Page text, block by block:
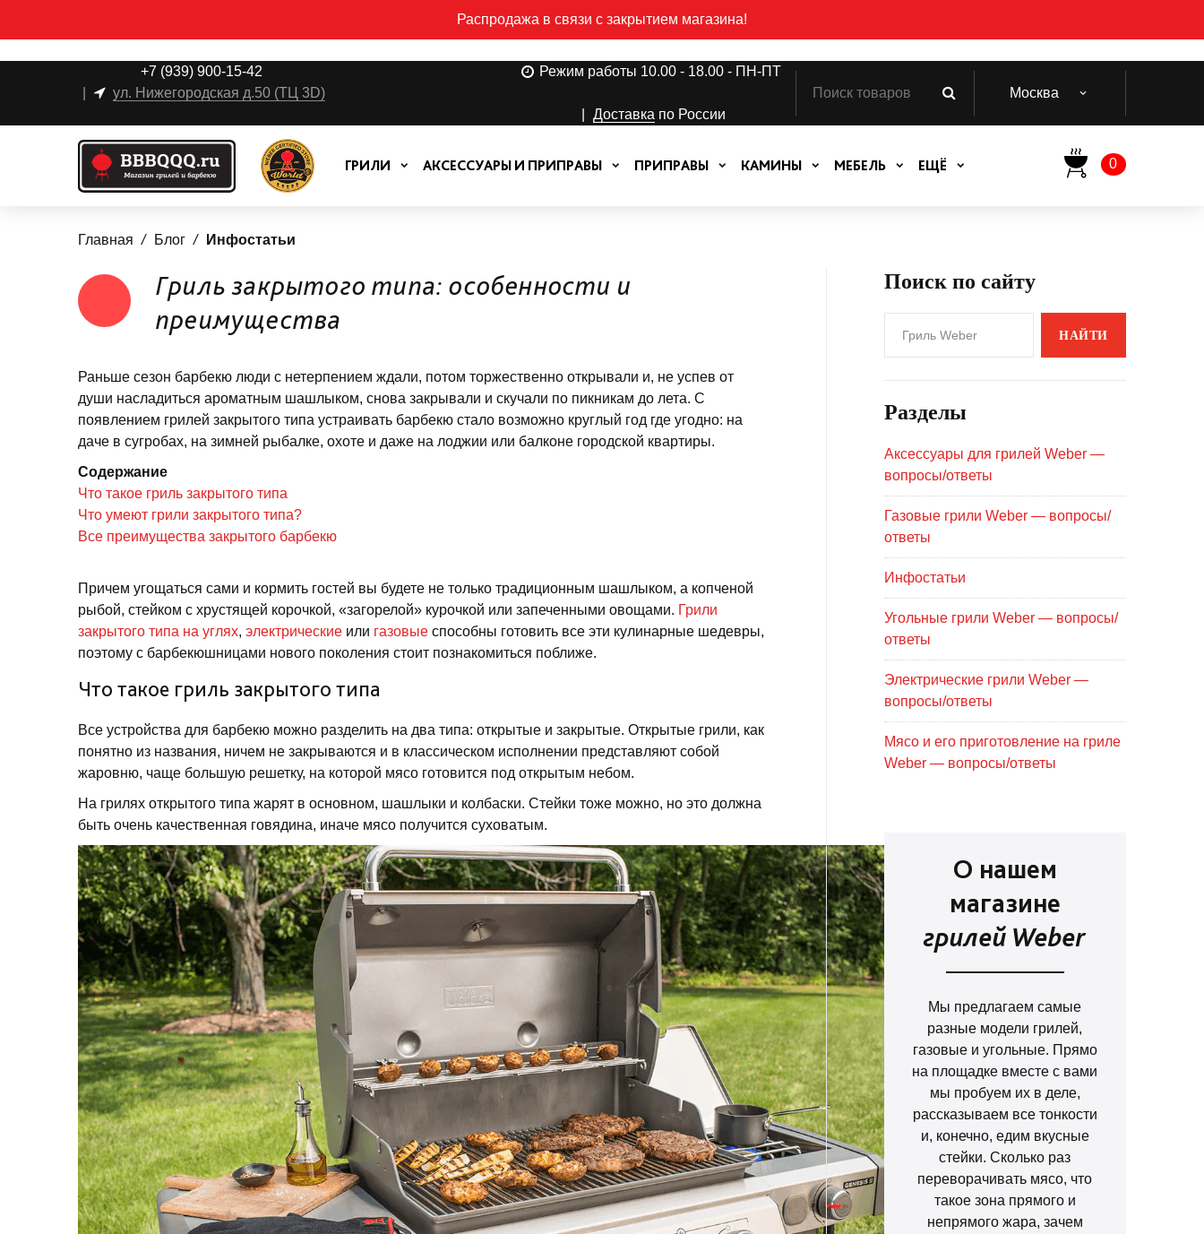
Распродажа в связи с закрытием магазина!
+7 (939) 900-15-42
ул. Нижегородская д.50 (ТЦ 3D)
Режим работы 10.00 - 18.00 - ПН-ПТ
Доставка по России
Москва
0
ГРИЛИ АКСЕССУАРЫ И ПРИПРАВЫ ПРИПРАВЫ КАМИНЫ МЕБЕЛЬ ЕЩЁ
Главная Блог Инфостатьи
Гриль закрытого типа: особенности и
преимущества
Раньше сезон барбекю люди с нетерпением ждали, потом торжественно открывали и, не успев от
души насладиться ароматным шашлыком, снова закрывали и скучали по пикникам до лета. С
появлением грилей закрытого типа устраивать барбекю стало возможно круглый год где угодно: на
даче в сугробах, на зимней рыбалке, охоте и даже на лоджии или балконе городской квартиры.
Содержание
Что такое гриль закрытого типа
Что умеют грили закрытого типа?
Все преимущества закрытого барбекю
Причем угощаться сами и кормить гостей вы будете не только традиционным шашлыком, а копченой
рыбой, стейком с хрустящей корочкой, «загорелой» курочкой или запеченными овощами. Грили
закрытого типа на углях, электрические или газовые способны готовить все эти кулинарные шедевры,
поэтому с барбекюшницами нового поколения стоит познакомиться поближе.
Что такое гриль закрытого типа
Все устройства для барбекю можно разделить на два типа: открытые и закрытые. Открытые грили, как
понятно из названия, ничем не закрываются и в классическом исполнении представляют собой
жаровню, чаще большую решетку, на которой мясо готовится под открытым небом.
На грилях открытого типа жарят в основном, шашлыки и колбаски. Стейки тоже можно, но это должна
быть очень качественная говядина, иначе мясо получится суховатым.
Поиск по сайту
НАЙТИ
Разделы
Аксессуары для грилей Weber —
вопросы/ответы
Газовые грили Weber — вопросы/
ответы
Инфостатьи
Угольные грили Weber — вопросы/
ответы
Электрические грили Weber —
вопросы/ответы
Мясо и его приготовление на гриле
Weber — вопросы/ответы
О нашем
магазине
грилей Weber
Мы предлагаем самые
разные модели грилей,
газовые и угольные. Прямо
на площадке вместе с вами
мы пробуем их в деле,
рассказываем все тонкости
и, конечно, едим вкусные
стейки. Сколько раз
переворачивать мясо, что
такое зона прямого и
непрямого жара, зачем